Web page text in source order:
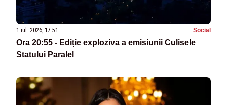
1 iul. 2026, 17:51 Social
Ora 20:55 - Ediție exploziva a emisiunii Culisele
Statului Paralel